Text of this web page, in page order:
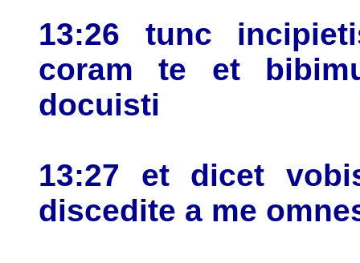
13:26 tunc
coram te et
docuisti
13:27 et dicet
discedite a me